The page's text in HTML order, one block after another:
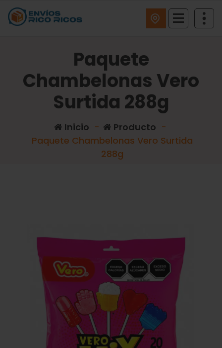
Paquete
Chambelonas Vero
Surtida 288g
Inicio - Producto -
Paquete Chambelonas Vero Surtida
288g